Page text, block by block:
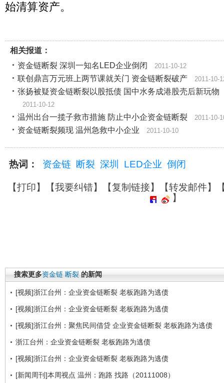
始清算资产。
相关报道：
资金链断裂 深圳一知名LED企业倒闭
2011-10-12
联创鼎言万元班上两节课就关门 资金链断裂破产 2011-10-
张扬被疑资金链断裂以股抵债 国中水务成港股壳后新玩物
2011-10-12
温州出台一揽子救市措施 防止中小企资金链断裂 2011-10-
资金链断裂频现 温州急救中小企业 2011-10-10
热词： 资金链 断裂 深圳 LED企业 倒闭
【打印】【我要纠错】【复制链接】【转发邮件】
】
搜索更多资金链 断裂 的新闻
[视频]浙江台州：企业资金链断裂 老板跑路为逃债
[视频]浙江台州：企业资金链断裂 老板跑路为逃债
[视频]浙江台州：聚焦民间借贷 企业资金链断裂 老板跑路为逃债
浙江台州：企业资金链断裂 老板跑路为逃债
[视频]浙江台州：企业资金链断裂 老板跑路为逃债
[新闻周刊]本周视点 温州：跑路 找路（20111008）